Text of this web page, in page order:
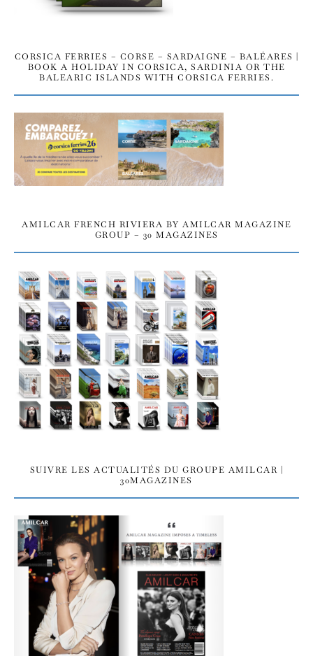
CORSICA FERRIES – CORSE – SARDAIGNE – BALÉARES |
BOOK A HOLIDAY IN CORSICA, SARDINIA OR THE
BALEARIC ISLANDS WITH CORSICA FERRIES.
AMILCAR FRENCH RIVIERA BY AMILCAR MAGAZINE
GROUP – 30 MAGAZINES
SUIVRE LES ACTUALITÉS DU GROUPE AMILCAR |
30MAGAZINES